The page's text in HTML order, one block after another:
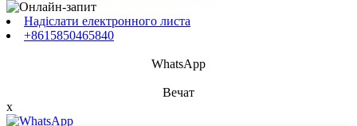
Надіслати електронного листа
+8615850465840
WhatsApp
Вечат
x